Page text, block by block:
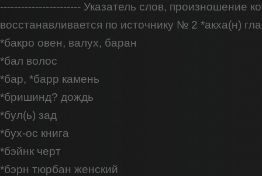
----------------------- Указатель слов, произношение
восстанавливается по источнику № 2 *акха(н)
*бакро овен, валух, баран
*бал волос
*бар, *барр камень
*бришинд? дождь
*бул(ь) зад
*бух-ос книга
*бэйнк черт
*бэрн тюрбан женский